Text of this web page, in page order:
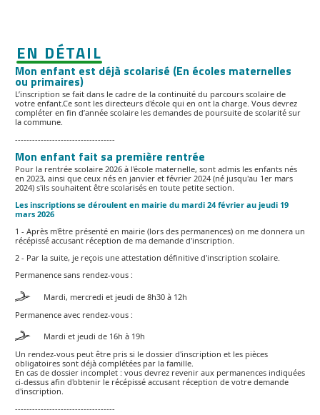
EN DÉTAIL
Mon enfant est déjà scolarisé (En écoles maternelles
ou primaires)
L’inscription se fait dans le cadre de la continuité du parcours scolaire de
votre enfant.Ce sont les directeurs d'école qui en ont la charge. Vous devrez
compléter en fin d’année scolaire les demandes de poursuite de scolarité sur
la commune.
-----------------------------------
Mon enfant fait sa première rentrée
Pour la rentrée scolaire 2026 à l'école maternelle, sont admis les enfants nés
en 2023, ainsi que ceux nés en janvier et février 2024 (né jusqu'au 1er mars
2024) s'ils souhaitent être scolarisés en toute petite section.
Les inscriptions se déroulent en mairie du mardi 24 février au jeudi 19
mars 2026
1 - Après m'être présenté en mairie (lors des permanences) on me donnera un
récépissé accusant réception de ma demande d'inscription.
2 - Par la suite, je reçois une attestation définitive d'inscription scolaire.
Permanence sans rendez-vous :
Mardi, mercredi et jeudi de 8h30 à 12h
Permanence avec rendez-vous :
Mardi et jeudi de 16h à 19h
Un rendez-vous peut être pris si le dossier d'inscription et les pièces
obligatoires sont déjà complétées par la famille.
En cas de dossier incomplet : vous devrez revenir aux permanences indiquées
ci-dessus afin d'obtenir le récépissé accusant réception de votre demande
d'inscription.
-----------------------------------